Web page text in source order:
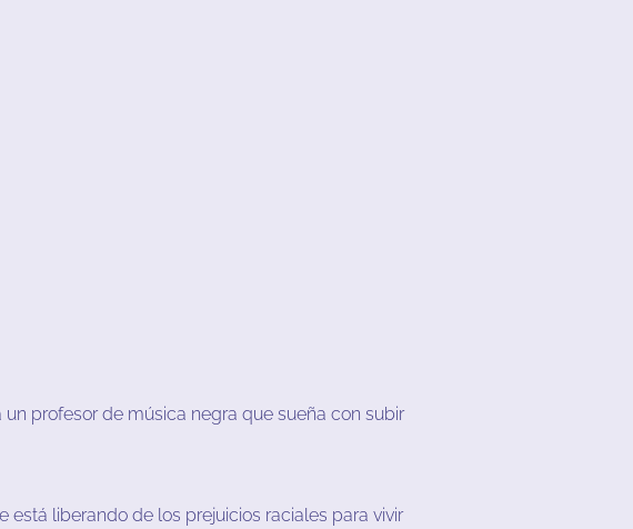
un profesor de música negra que sueña con subir
está liberando de los prejuicios raciales para vivir